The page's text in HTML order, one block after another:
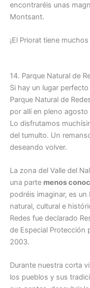
encontraréis unas
Montsant.
¡El Priorat tiene
14. Parque Natural de
Si hay un lugar
Parque Natural de
por allí en pleno
Lo disfrutamos
del tumulto. Un
deseando volver.
La zona del Valle del
una parte menos
podréis imaginar, es
natural, cultural e
Redes fue declarado
de Especial Protección
2003.
Durante nuestra corta
los pueblos y sus